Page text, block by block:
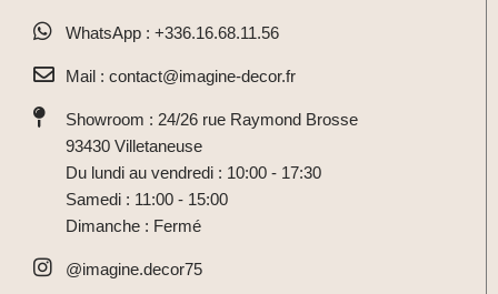
WhatsApp : +336.16.68.11.56
Mail : contact@imagine-decor.fr
Showroom : 24/26 rue Raymond Brosse
93430 Villetaneuse
Du lundi au vendredi : 10:00 - 17:30
Samedi : 11:00 - 15:00
Dimanche : Fermé
@imagine.decor75